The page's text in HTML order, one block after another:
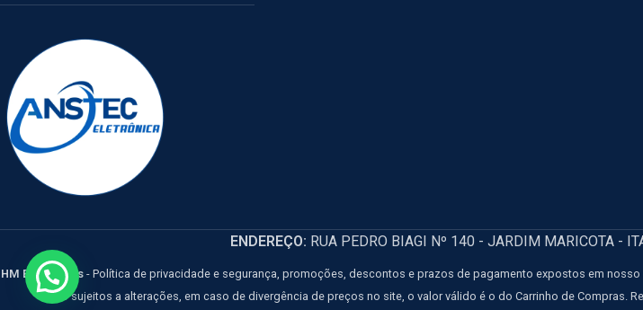
ENDEREÇO: RUA PEDRO BIAGI Nº 140 - JARDIM MARICOTA -
HM Eletrônicos - Política de privacidade e segurança, promoções, descontos e prazos de pagamento expostos em
estão sujeitos a alterações, em caso de divergência de preços no site, o valor válido é o do Carrinho de Compras.